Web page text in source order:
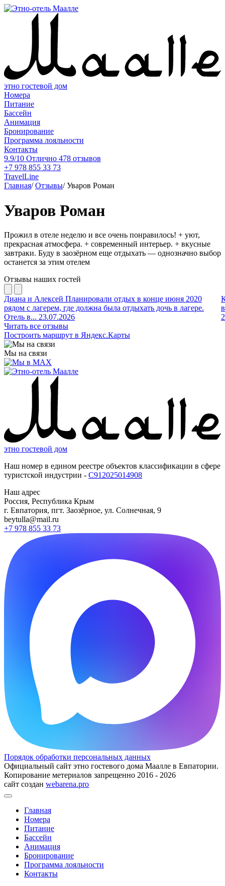
этно гостевой дом
Номера
Питание
Бассейн
Анимация
Бронирование
Программа лояльности
Контакты
9.9/10 Отлично 478 отзывов
+7 978 855 33 73
TravelLine
Главная/ Отзывы/ Уваров Роман
Уваров Роман
Прожил в отеле неделю и все очень понравилось! + уют,
прекрасная атмосфера. + современный интерьер. + вкусные
завтраки. Буду в заозёрном еще отдыхать — однозначно выбор
останется за этим отелем
Отзывы наших гостей
Диана и Алексей Планировали отдых в конце июня 2020
рядом с лагерем, где должна была отдыхать дочь в лагере.
Отель в... 23.07.2026
Читать все отзывы
Построить маршрут в Яндекс.Карты
Мы на связи
этно гостевой дом
Наш номер в едином реестре объектов классификации в сфере
туристской индустрии - С912025014908
Наш адрес
Россия, Республика Крым
г. Евпатория, пгт. Заозёрное, ул. Солнечная, 9
beytulla@mail.ru
+7 978 855 33 73
Порядок обработки персональных данных
Официальный сайт этно гостевого дома Маалле в Евпатории.
Копирование метериалов запрещенно 2016 - 2026
сайт создан webarena.pro
Главная
Номера
Питание
Бассейн
Анимация
Бронирование
Программа лояльности
Контакты